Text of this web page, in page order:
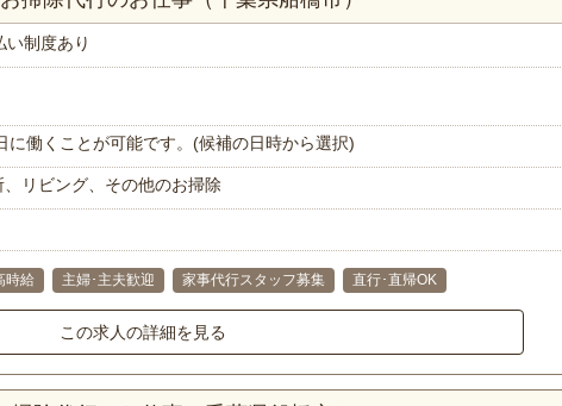
い制度あり
働くことが可能です。(候補の日時から選択)
リビング、その他のお掃除
時給 主婦･主夫歓迎 家事代行スタッフ募集 直行･直帰OK
この求人の詳細を見る